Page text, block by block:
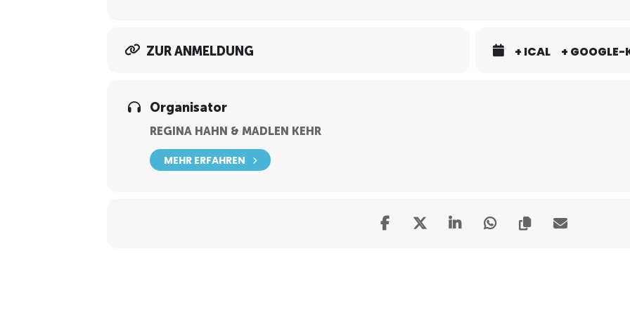
ZUR ANMELDUNG + ICAL + GOOGLE-
Organisator
REGINA HAHN & MADLEN KEHR
MEHR ERFAHREN